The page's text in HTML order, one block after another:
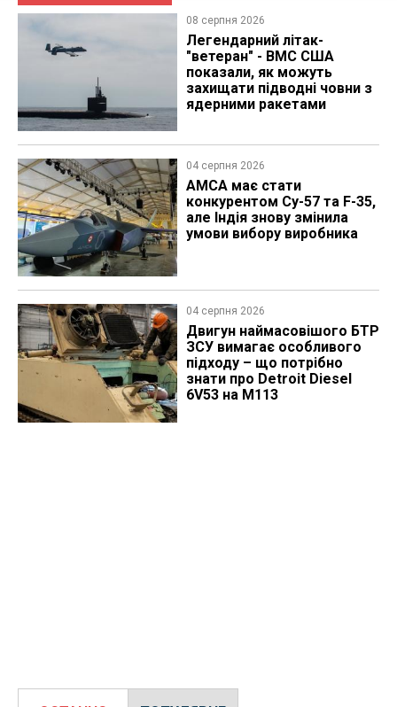
08 серпня 2026
Легендарний літак-
"ветеран" - ВМС США
показали, як можуть
захищати підводні човни з
ядерними ракетами
04 серпня 2026
AMCA має стати
конкурентом Су-57 та F-35,
але Індія знову змінила
умови вибору виробника
04 серпня 2026
​Двигун наймасовішого БТР
ЗСУ вимагає особливого
підходу – що потрібно
знати про Detroit Diesel
6V53 на M113